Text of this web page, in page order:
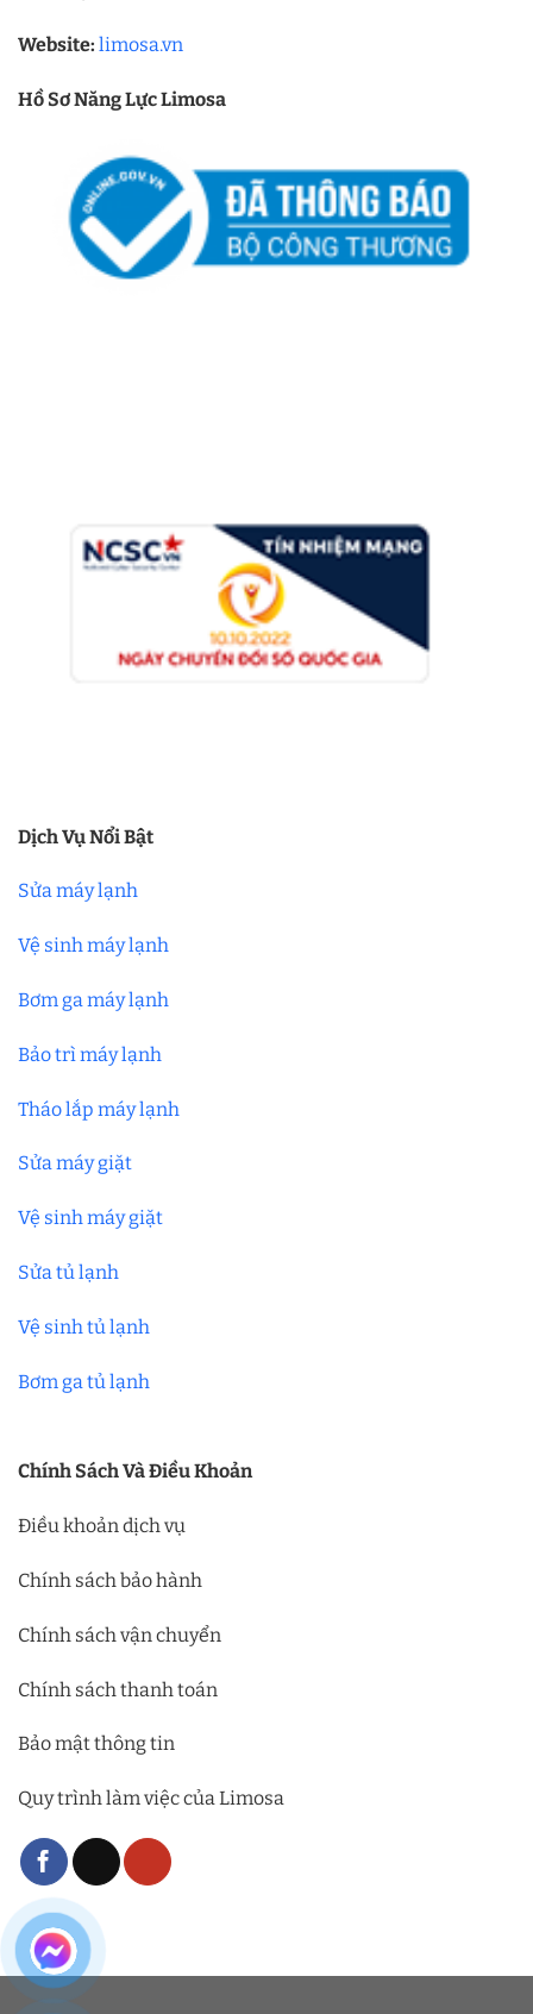
Website: limosa.vn
Hồ Sơ Năng Lực Limosa
Dịch Vụ Nổi Bật
Sửa máy lạnh
Vệ sinh máy lạnh
Bơm ga máy lạnh
Bảo trì máy lạnh
Tháo lắp máy lạnh
Sửa máy giặt
Vệ sinh máy giặt
Sửa tủ lạnh
Vệ sinh tủ lạnh
Bơm ga tủ lạnh
Chính Sách Và Điều Khoản
Điều khoản dịch vụ
Chính sách bảo hành
Chính sách vận chuyển
Chính sách thanh toán
Bảo mật thông tin
Quy trình làm việc của Limosa